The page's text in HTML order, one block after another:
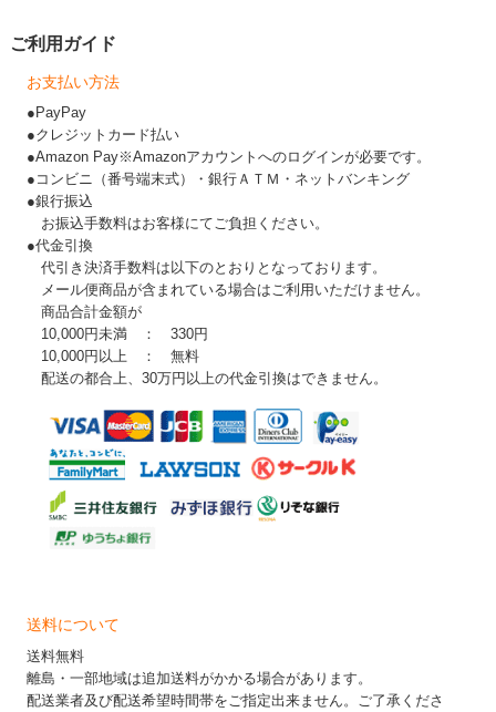
ご利用ガイド
お支払い方法
●PayPay
●クレジットカード払い
●Amazon Pay※Amazonアカウントへのログインが必要です。
●コンビニ（番号端末式）・銀行ＡＴＭ・ネットバンキング
●銀行振込
お振込手数料はお客様にてご負担ください。
●代金引換
代引き決済手数料は以下のとおりとなっております。
メール便商品が含まれている場合はご利用いただけません。
商品合計金額が
10,000円未満 ： 330円
10,000円以上 ： 無料
配送の都合上、30万円以上の代金引換はできません。
送料について
送料無料
離島・一部地域は追加送料がかかる場合があります。
配送業者及び配送希望時間帯をご指定出来ません。ご了承くださ